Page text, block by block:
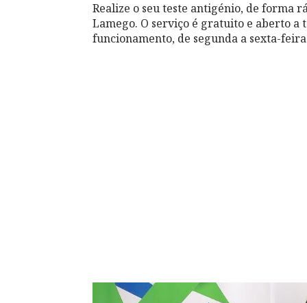
Realize o seu teste antigénio, de forma
Lamego. O serviço é gratuito e aberto a
funcionamento, de segunda a sexta-